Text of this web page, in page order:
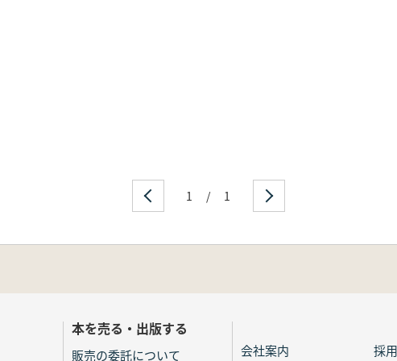
1 / 1
本を売る・出版する
販売の委託について 会社案内 採